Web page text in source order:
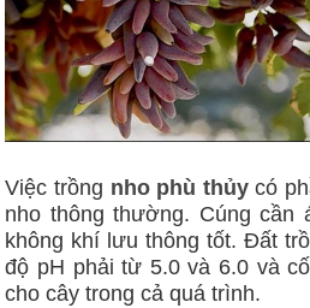
Việc trồng nho phù thủycó
nho thông thường. Cúng cần
không khí lưu thông tốt. Đất
độ pH phải từ 5.0 và 6.0 và
cho cây trong cả quá trình.